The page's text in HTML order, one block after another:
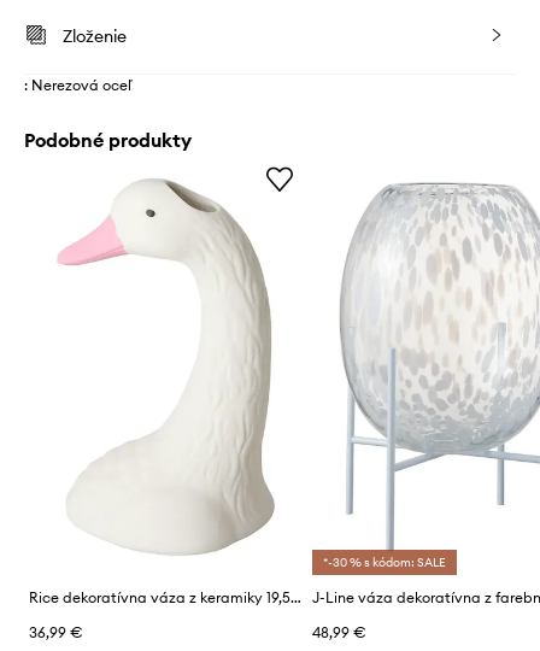
Zloženie
: Nerezová oceľ
Podobné produkty
Rice dekoratívna váza z keramiky 19,5 x 12,5 cm
36,99 €
*-30 % s kódom: SALE
48,99 €